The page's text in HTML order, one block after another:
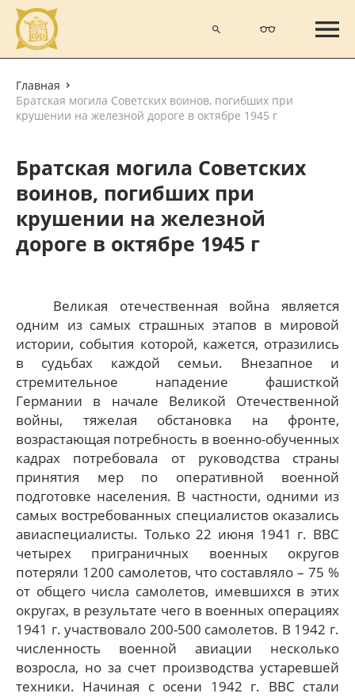
Главная
Братская могила Советских воинов, погибших при
крушении на железной дороге в октябре 1945 г
Братская могила Советских
воинов, погибших при
крушении на железной
дороге в октябре 1945 г
Великая отечественная война является
одним из самых страшных этапов в мировой
истории, события которой, кажется, отразились
в судьбах каждой семьи. Внезапное и
стремительное нападение фашисткой
Германии в начале Великой Отечественной
войны, тяжелая обстановка на фронте,
возрастающая потребность в военно-обученных
кадрах потребовала от руководства страны
принятия мер по оперативной военной
подготовке населения. В частности, одними из
самых востребованных специалистов оказались
авиаспециалисты. Только 22 июня 1941 г. ВВС
четырех приграничных военных округов
потеряли 1200 самолетов, что составляло – 75 %
от общего числа самолетов, имевшихся в этих
округах, в результате чего в военных операциях
1941 г. участвовало 200-500 самолетов. В 1942 г.
численность военной авиации несколько
возросла, но за счет производства устаревшей
техники. Начиная с осени 1942 г. ВВС стали